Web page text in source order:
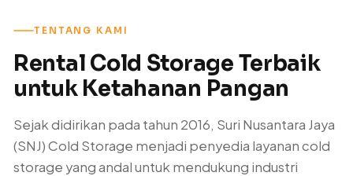
TENTANG KAMI
Rental Cold Storage Terbaik
untuk Ketahanan Pangan
Sejak didirikan pada tahun 2016, Suri Nusantara Jaya
(SNJ) Cold Storage menjadi penyedia layanan cold
storage yang andal untuk mendukung industri